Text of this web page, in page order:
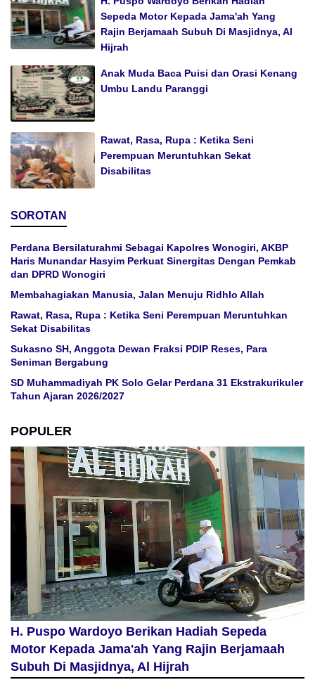
Sepeda Motor Kepada Jama'ah Yang
Rajin Berjamaah Subuh Di Masjidnya, Al
Hijrah
Anak Muda Baca Puisi dan Orasi Kenang
Umbu Landu Paranggi
Rawat, Rasa, Rupa : Ketika Seni
Perempuan Meruntuhkan Sekat
Disabilitas
SOROTAN
Perdana Bersilaturahmi Sebagai Kapolres Wonogiri, AKBP
Haris Munandar Hasyim Perkuat Sinergitas Dengan Pemkab
dan DPRD Wonogiri
Membahagiakan Manusia, Jalan Menuju Ridhlo Allah
Rawat, Rasa, Rupa : Ketika Seni Perempuan Meruntuhkan
Sekat Disabilitas
Sukasno SH, Anggota Dewan Fraksi PDIP Reses, Para
Seniman Bergabung
SD Muhammadiyah PK Solo Gelar Perdana 31 Ekstrakurikuler
Tahun Ajaran 2026/2027
POPULER
H. Puspo Wardoyo Berikan Hadiah Sepeda
Motor Kepada Jama'ah Yang Rajin Berjamaah
Subuh Di Masjidnya, Al Hijrah